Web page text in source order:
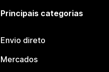
Principais categorias
Envio direto
Mercados